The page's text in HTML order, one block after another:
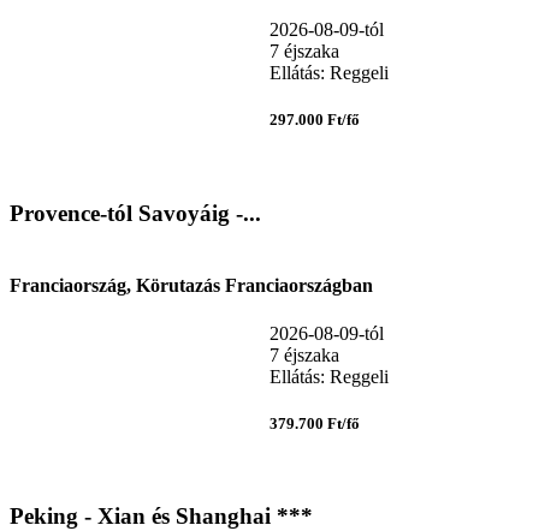
2026-08-09-tól
7 éjszaka
Ellátás: Reggeli
297.000 Ft/fő
Provence-tól Savoyáig -...
Franciaország, Körutazás Franciaországban
2026-08-09-tól
7 éjszaka
Ellátás: Reggeli
379.700 Ft/fő
Peking - Xian és Shanghai ***